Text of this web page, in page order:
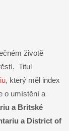
životě
Titul
, který měl index
o umístění a
a Britské
a District of